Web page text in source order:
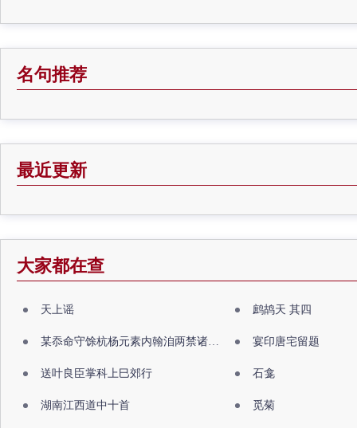
名句推荐
最近更新
大家都在查
天上谣 鹧鸪天 其四
某忝命守馀杭杨元素内翰洎两禁诸公出祖佛寺 宴印唐宅留题
送叶良臣掌科上巳郊行 石龛
湖南江西道中十首 觅菊